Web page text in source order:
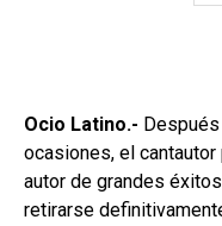
Ocio Latino.-
ocasiones, el
autor de grandes
retirarse